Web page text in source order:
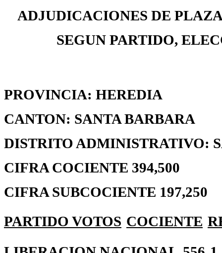
ADJUDICACIONES DE
SEGUN PARTIDO,
PROVINCIA: HEREDIA
CANTON: SANTA BARBARA
DISTRITO ADMINISTRATIVO:
CIFRA COCIENTE 394,500
CIFRA SUBCOCIENTE 197,250
PARTIDO VOTOS COCIENTE